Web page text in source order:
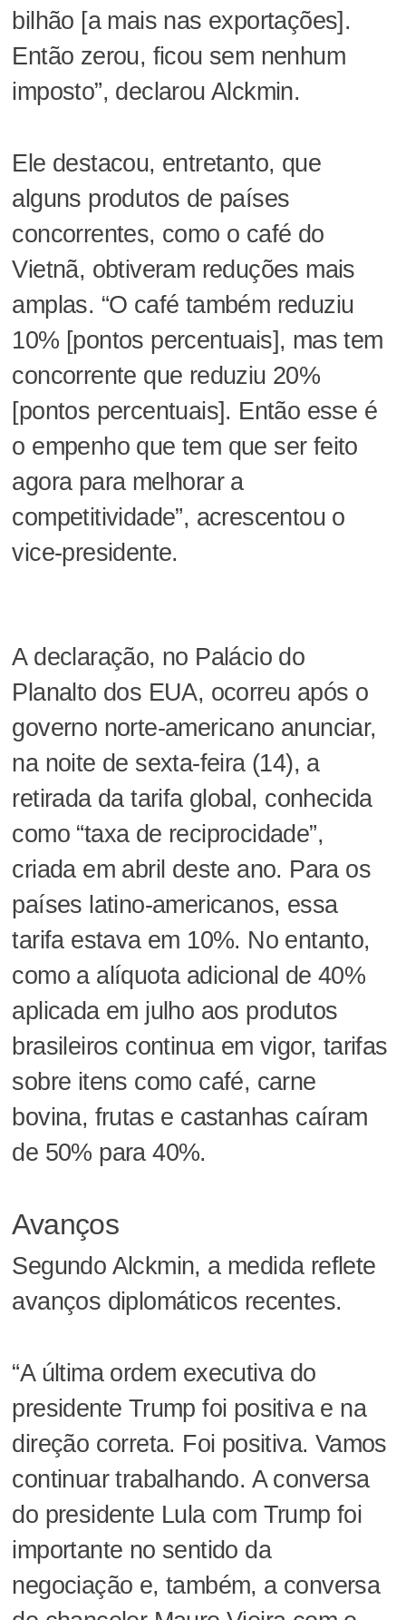
bilhão [a mais nas exportações].
Então zerou, ficou sem nenhum
imposto”, declarou Alckmin.
Ele destacou, entretanto, que
alguns produtos de países
concorrentes, como o café do
Vietnã, obtiveram reduções mais
amplas. “O café também reduziu
10% [pontos percentuais], mas tem
concorrente que reduziu 20%
[pontos percentuais]. Então esse é
o empenho que tem que ser feito
agora para melhorar a
competitividade”, acrescentou o
vice-presidente.
A declaração, no Palácio do
Planalto dos EUA, ocorreu após o
governo norte-americano anunciar,
na noite de sexta-feira (14), a
retirada da tarifa global, conhecida
como “taxa de reciprocidade”,
criada em abril deste ano. Para os
países latino-americanos, essa
tarifa estava em 10%. No entanto,
como a alíquota adicional de 40%
aplicada em julho aos produtos
brasileiros continua em vigor, tarifas
sobre itens como café, carne
bovina, frutas e castanhas caíram
de 50% para 40%.
Avanços
Segundo Alckmin, a medida reflete
avanços diplomáticos recentes.
“A última ordem executiva do
presidente Trump foi positiva e na
direção correta. Foi positiva. Vamos
continuar trabalhando. A conversa
do presidente Lula com Trump foi
importante no sentido da
negociação e, também, a conversa